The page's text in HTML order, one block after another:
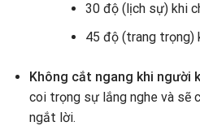
30 độ (lịch sự) khi
45 độ (trang trọng)
Không cắt ngang khi người
coi trọng sự lắng nghe và sẽ
ngắt lời.